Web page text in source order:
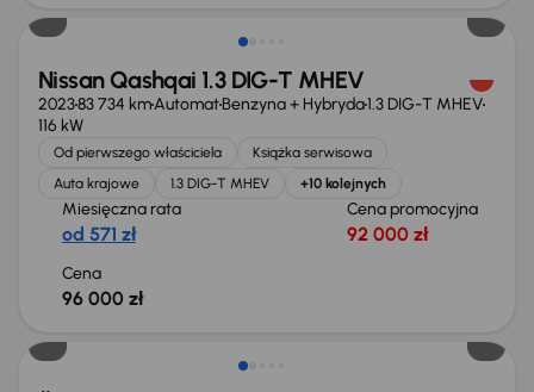
Nissan Qashqai 1.3 DIG-T MHEV
202383 734 kmAutomatBenzyna + Hybryda1.3 DIG-T MHEV
116 kW
Od pierwszego właściciela
Książka serwisowa
Auta krajowe
1.3 DIG-T MHEV +10 kolejnych
Miesięczna rata
od 571 zł
Cena promocyjna
92 000 zł
Cena
96 000 zł
Możliwość odliczenia VAT